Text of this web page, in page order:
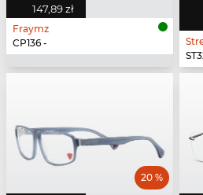
147,89 zł
Fraymz
CP136 -
20 %